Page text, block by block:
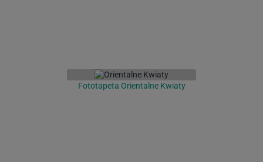
Fototapeta Orientalne Kwiaty